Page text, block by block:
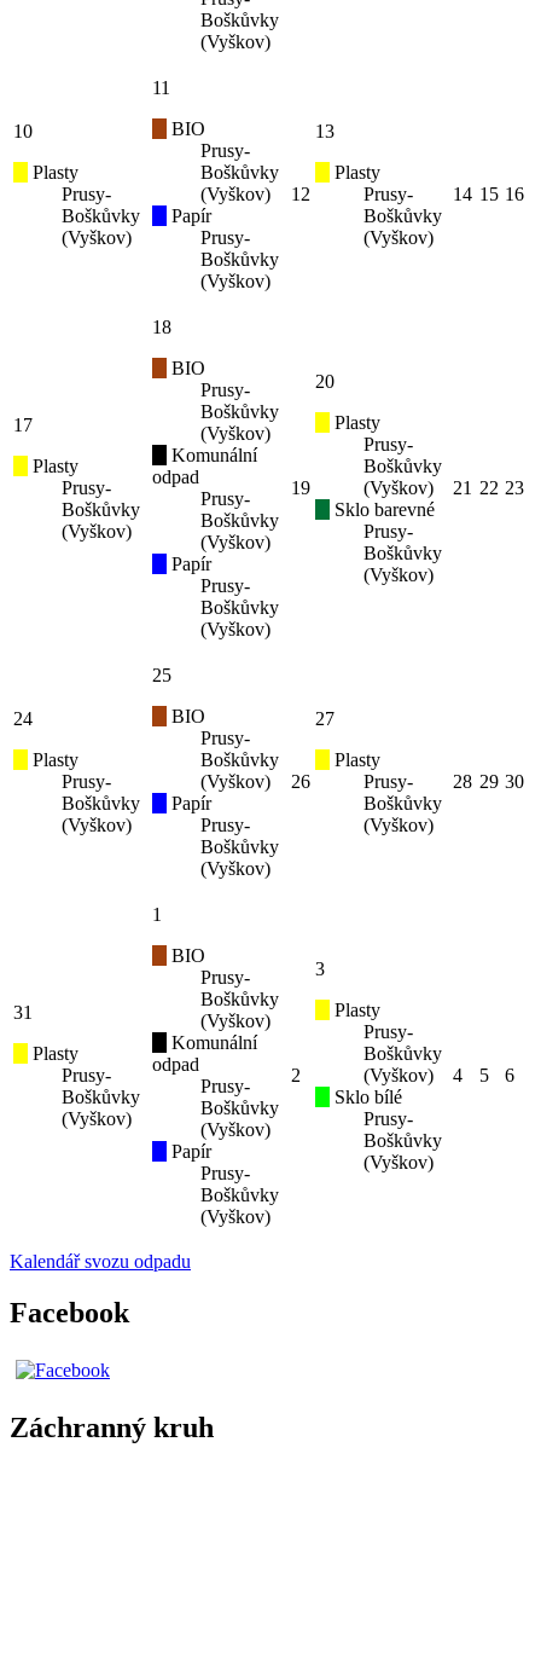
Boškůvky
(Vyškov)
10
Plasty
Prusy-
Boškůvky
(Vyškov)
11
BIO
Prusy-
Boškůvky
(Vyškov)
Papír
Prusy-
Boškůvky
(Vyškov)
12
13
Plasty
Prusy-
Boškůvky
(Vyškov)
14 15 16
17
Plasty
Prusy-
Boškůvky
(Vyškov)
18
BIO
Prusy-
Boškůvky
(Vyškov)
Komunální
odpad
Prusy-
Boškůvky
(Vyškov)
Papír
Prusy-
Boškůvky
(Vyškov)
19
20
Plasty
Prusy-
Boškůvky
(Vyškov)
Sklo barevné
Prusy-
Boškůvky
(Vyškov)
21 22 23
24
Plasty
Prusy-
Boškůvky
(Vyškov)
25
BIO
Prusy-
Boškůvky
(Vyškov)
Papír
Prusy-
Boškůvky
(Vyškov)
26
27
Plasty
Prusy-
Boškůvky
(Vyškov)
28 29 30
31
Plasty
Prusy-
Boškůvky
(Vyškov)
1
BIO
Prusy-
Boškůvky
(Vyškov)
Komunální
odpad
Prusy-
Boškůvky
(Vyškov)
Papír
Prusy-
Boškůvky
(Vyškov)
2
3
Plasty
Prusy-
Boškůvky
(Vyškov)
Sklo bílé
Prusy-
Boškůvky
(Vyškov)
4 5 6
Kalendář svozu odpadu
Facebook
Záchranný kruh